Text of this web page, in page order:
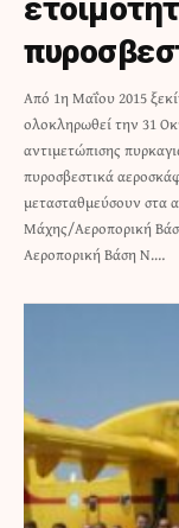
Από 1η Μαΐου 2015
ολοκληρωθεί την 31
αντιμετώπισης
πυροσβεστικά
μετασταθμεύσουν στα
Μάχης/Αεροπορική
Αεροπορική Βάση Ν.…